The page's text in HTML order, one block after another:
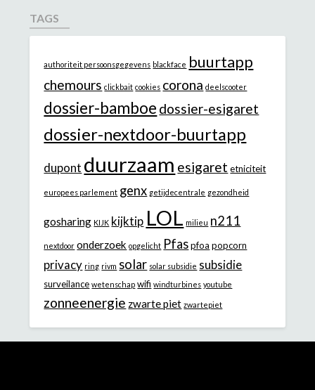
TAGS
authoriteit persoonsgegevens blackface buurtapp
chemours clickbait cookies corona deelscooter
dossier-bamboe dossier-esigaret
dossier-nextdoor-buurtapp
dupont duurzaam esigaret etniciteit
europees parlement genx getijdecentrale gezondheid
gosharing KIJK kijktip LOL milieu n211
nextdoor onderzoek opgelicht Pfas pfoa popcorn
privacy ring rivm solar solar subsidie subsidie
surveilance wetenschap wifi windturbines youtube
zonneenergie zwarte piet zwartepiet